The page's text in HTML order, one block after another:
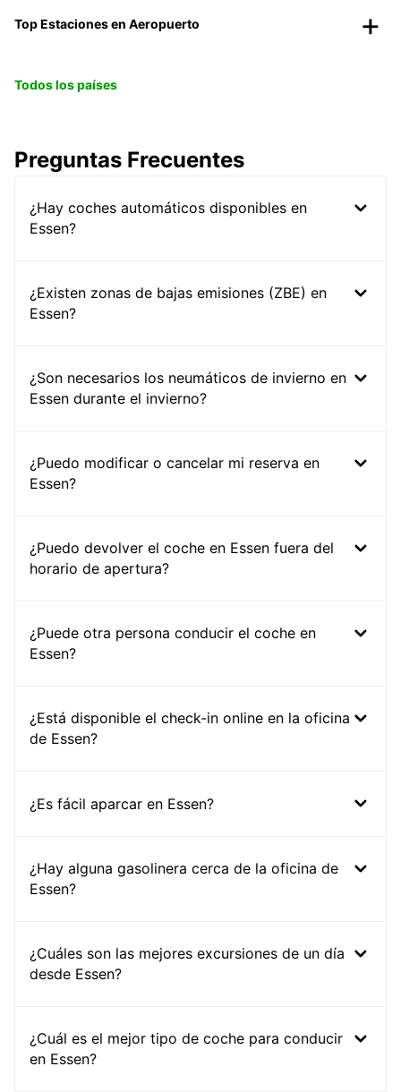
Top Estaciones en Aeropuerto
Todos los países
Preguntas Frecuentes
¿Hay coches automáticos disponibles en
Essen?
¿Existen zonas de bajas emisiones (ZBE) en
Essen?
¿Son necesarios los neumáticos de invierno en
Essen durante el invierno?
¿Puedo modificar o cancelar mi reserva en
Essen?
¿Puedo devolver el coche en Essen fuera del
horario de apertura?
¿Puede otra persona conducir el coche en
Essen?
¿Está disponible el check-in online en la oficina
de Essen?
¿Es fácil aparcar en Essen?
¿Hay alguna gasolinera cerca de la oficina de
Essen?
¿Cuáles son las mejores excursiones de un día
desde Essen?
¿Cuál es el mejor tipo de coche para conducir
en Essen?